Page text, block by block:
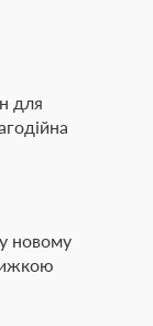
для
новому